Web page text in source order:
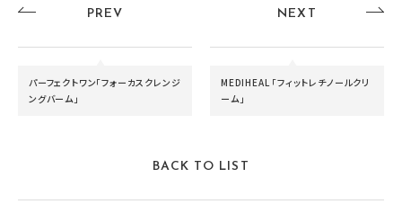
PREV
パーフェクトワン「フォーカスクレンジ
ングバーム」
NEXT
MEDIHEAL 「フィットレチノールクリ
ーム」
BACK TO LIST